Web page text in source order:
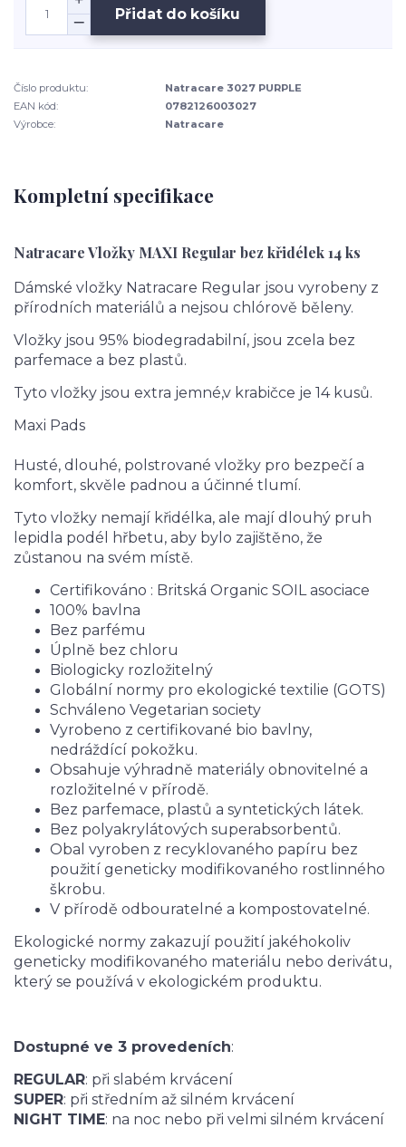
Přidat do košíku
Číslo produktu:
Natracare 3027 PURPLE
EAN kód:
0782126003027
Výrobce:
Natracare
Kompletní specifikace
Natracare Vložky MAXI Regular bez křidélek 14 ks
Dámské vložky Natracare Regular jsou vyrobeny z
přírodních materiálů a nejsou chlórově běleny.
Vložky jsou 95% biodegradabilní, jsou zcela bez
parfemace a bez plastů.
Tyto vložky jsou extra jemné,v krabičce je 14 kusů.
Maxi Pads
Husté, dlouhé, polstrované vložky pro bezpečí a
komfort, skvěle padnou a účinné tlumí.
Tyto vložky nemají křidélka, ale mají dlouhý pruh
lepidla podél hřbetu, aby bylo zajištěno, že
zůstanou na svém místě.
Certifikováno : Britská Organic SOIL asociace
100% bavlna
Bez parfému
Úplně bez chloru
Biologicky rozložitelný
Globální normy pro ekologické textilie (GOTS)
Schváleno Vegetarian society
Vyrobeno z certifikované bio bavlny,
nedráždící pokožku.
Obsahuje výhradně materiály obnovitelné a
rozložitelné v přírodě.
Bez parfemace, plastů a syntetických látek.
Bez polyakrylátových superabsorbentů.
Obal vyroben z recyklovaného papíru bez
použití geneticky modifikovaného rostlinného
škrobu.
V přírodě odbouratelné a kompostovatelné.
Ekologické normy zakazují použití jakéhokoliv
geneticky modifikovaného materiálu nebo derivátu,
který se používá v ekologickém produktu.
Dostupné ve 3 provedeních:
REGULAR: při slabém krvácení
SUPER: při středním až silném krvácení
NIGHT TIME: na noc nebo při velmi silném krvácení